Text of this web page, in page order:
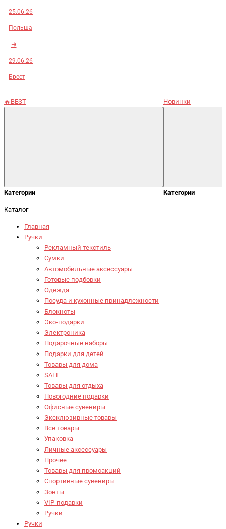
25.06.26
Польша
➜
29.06.26
Брест
🔥BEST
Категории
Новинки
Категории
Каталог
Главная
Ручки
Рекламный текстиль
Сумки
Автомобильные аксессуары
Готовые подборки
Одежда
Посуда и кухонные принадлежности
Блокноты
Эко-подарки
Электроника
Подарочные наборы
Подарки для детей
Товары для дома
SALE
Товары для отдыха
Новогодние подарки
Офисные сувениры
Эксклюзивные товары
Все товары
Упаковка
Личные аксессуары
Прочее
Товары для промоакций
Спортивные сувениры
Зонты
VIP-подарки
Ручки
Ручки